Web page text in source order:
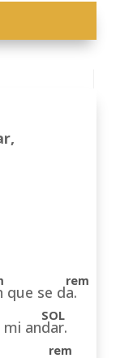
que se da.
mi andar.